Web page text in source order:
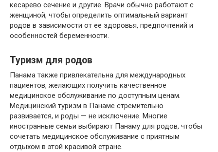
кесарево сечение и другие. Врачи обычно работают с
женщиной, чтобы определить оптимальный вариант
родов в зависимости от ее здоровья, предпочтений и
особенностей беременности.
Туризм для родов
Панама также привлекательна для международных
пациентов, желающих получить качественное
медицинское обслуживание по доступным ценам.
Медицинский туризм в Панаме стремительно
развивается, и роды — не исключение. Многие
иностранные семьи выбирают Панаму для родов, чтобы
сочетать медицинское обслуживание с приятным
отдыхом в этой красивой стране.